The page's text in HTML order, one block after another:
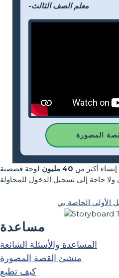
-معلم الصف الثالث
المصورة
إنشاء أكثر من 40 مليون
لوحة قصصية
الأولى الخاصة بي
مساعدة
المساعدة والأسئلة الشائعة
منشئ القصة المصورة
كيف تطبع